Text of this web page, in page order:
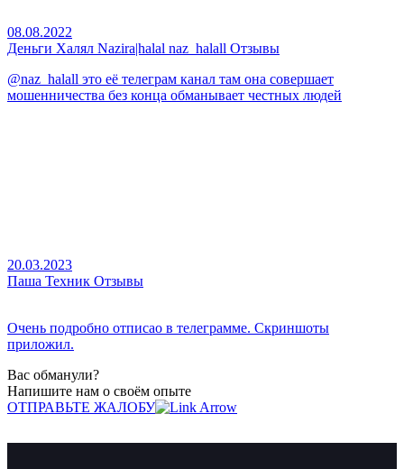
08.08.2022
Деньги Халял Nazira|halal naz_halall Отзывы
@naz_halall это её телеграм канал там она совершает
мошенничества без конца обманывает честных людей
20.03.2023
Паша Техник Отзывы
Очень подробно отписао в телеграмме. Скриншоты
приложил.
Вас обманули?
Напишите нам о своём опыте
ОТПРАВЬТЕ ЖАЛОБУ